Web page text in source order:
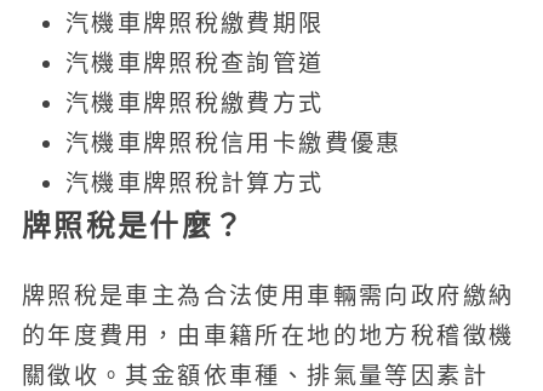
汽機車牌照稅繳費期限
汽機車牌照稅查詢管道
汽機車牌照稅繳費方式
汽機車牌照稅信用卡繳費優惠
汽機車牌照稅計算方式
牌照稅是什麼？
牌照稅是車主為合法使用車輛需向政府繳納
的年度費用，由車籍所在地的地方稅稽徵機
關徵收。其金額依車種、排氣量等因素計